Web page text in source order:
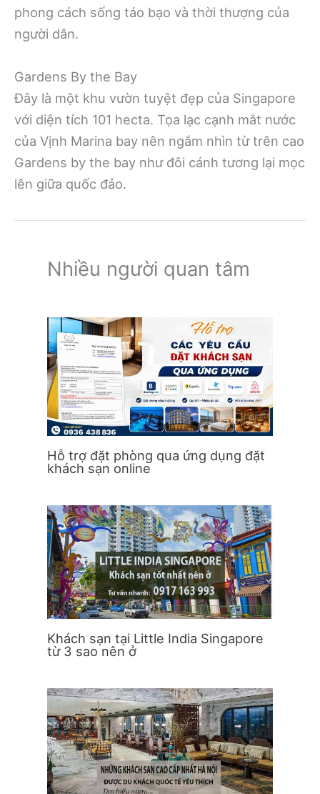
phong cách sống táo bạo và thời thượng của
người dân.
Gardens By the Bay
Đây là một khu vườn tuyệt đẹp của Singapore
với diện tích 101 hecta. Tọa lạc cạnh mắt nước
của Vịnh Marina bay nên ngắm nhìn từ trên cao
Gardens by the bay như đôi cánh tương lại mọc
lên giữa quốc đảo.
Nhiều người quan tâm
Hỗ trợ đặt phòng qua ứng dụng đặt
khách sạn online
Khách sạn tại Little India Singapore
từ 3 sao nên ở